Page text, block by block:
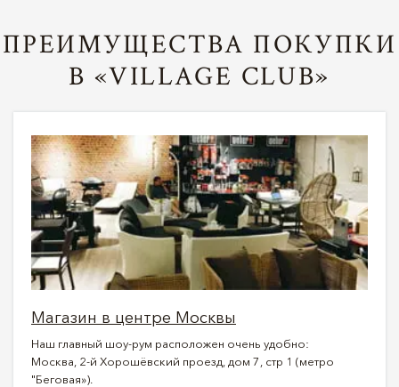
ПРЕИМУЩЕСТВА ПОКУПКИ
В «VILLAGE CLUB»
Магазин в центре Москвы
Наш главный шоу-рум расположен очень удобно:
Москва, 2-й Хорошёвский проезд, дом 7, стр 1 (метро
"Беговая»).